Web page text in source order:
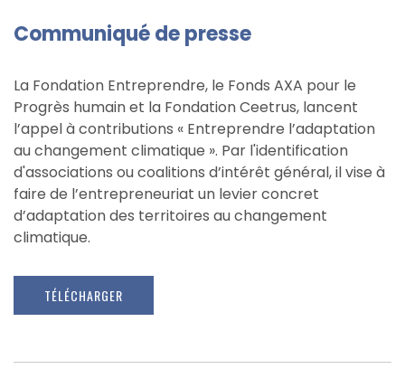
Communiqué de presse
La Fondation Entreprendre, le Fonds AXA pour le
Progrès humain et la Fondation Ceetrus, lancent
l’appel à contributions « Entreprendre l’adaptation
au changement climatique ». Par l'identification
d'associations ou coalitions d’intérêt général, il vise à
faire de l’entrepreneuriat un levier concret
d’adaptation des territoires au changement
climatique.
TÉLÉCHARGER